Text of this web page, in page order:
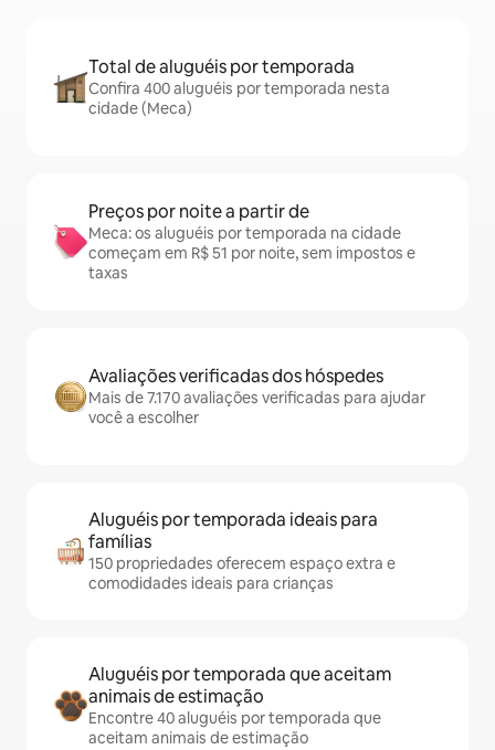
Total de aluguéis por temporada
Confira 400 aluguéis por temporada nesta
cidade (Meca)
Preços por noite a partir de
Meca: os aluguéis por temporada na cidade
começam em R$ 51 por noite, sem impostos e
taxas
Avaliações verificadas dos hóspedes
Mais de 7.170 avaliações verificadas para ajudar
você a escolher
Aluguéis por temporada ideais para
famílias
150 propriedades oferecem espaço extra e
comodidades ideais para crianças
Aluguéis por temporada que aceitam
animais de estimação
Encontre 40 aluguéis por temporada que
aceitam animais de estimação